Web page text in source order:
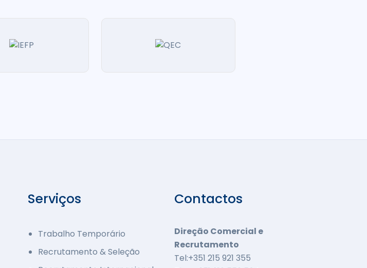
Serviços
Trabalho Temporário
Recrutamento & Seleção
Contactos
Direção Comercial e
Recrutamento
Tel:+351 215 921 355